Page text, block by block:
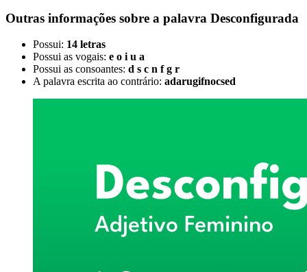
Outras informações sobre a palavra Desconfigurada
Possui: 14 letras
Possui as vogais: e o i u a
Possui as consoantes: d s c n f g r
A palavra escrita ao contrário: adarugifnocsed